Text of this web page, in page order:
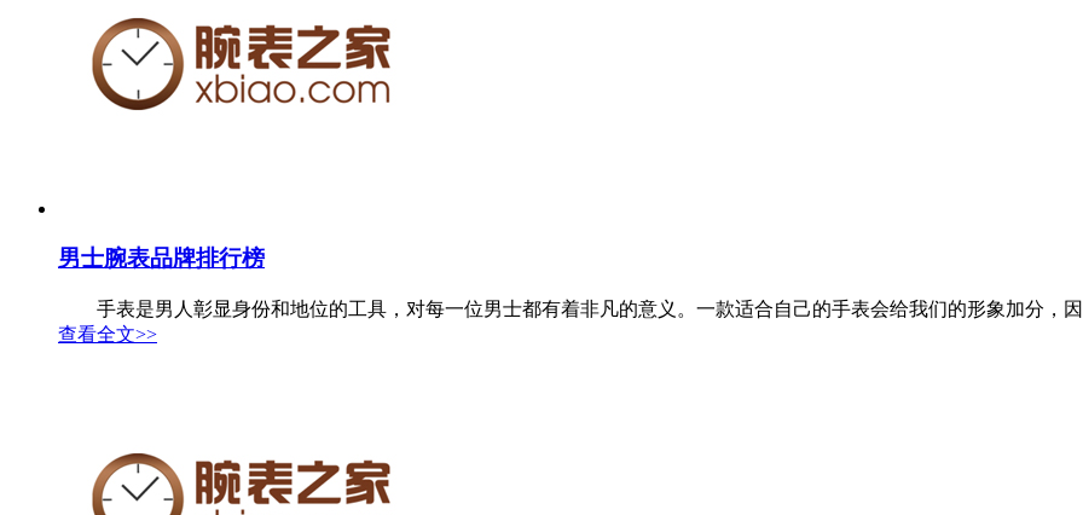
男士腕表品牌排行榜
手表是男人彰显身份和地位的工具，对每一位男士都有着非凡的意义。一款适合自己的手表会给我们的形象加分，因
查看全文>>